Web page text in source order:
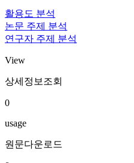
활용도 분석
논문 주제 분석
연구자 주제 분석
View
상세정보조회
0
usage
원문다운로드